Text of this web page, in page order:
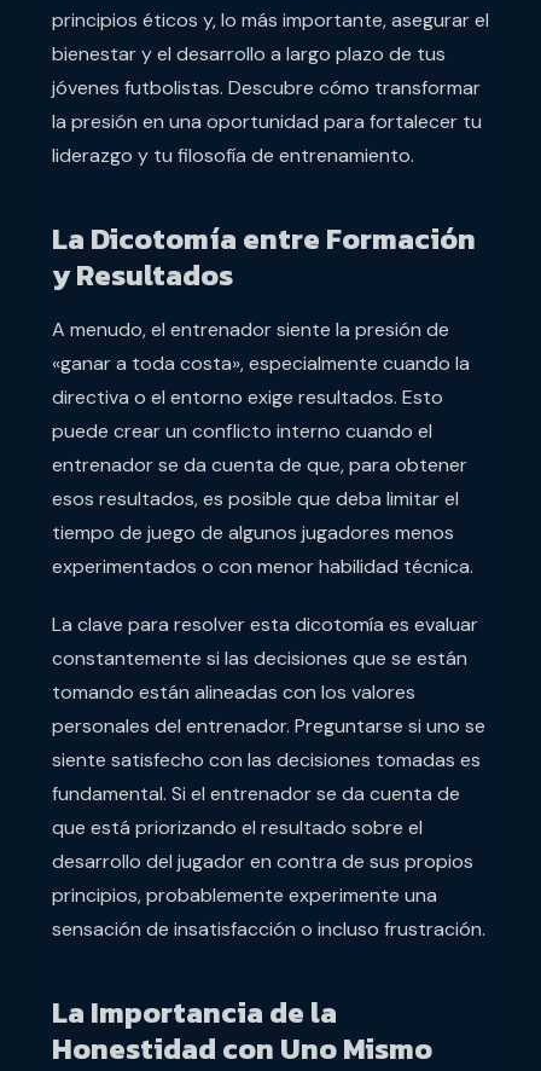
principios éticos y, lo más importante, asegurar el
bienestar y el desarrollo a largo plazo de tus
jóvenes futbolistas. Descubre cómo transformar
la presión en una oportunidad para fortalecer tu
liderazgo y tu filosofía de entrenamiento.
La Dicotomía entre Formación
y Resultados
A menudo, el entrenador siente la presión de
«ganar a toda costa», especialmente cuando la
directiva o el entorno exige resultados. Esto
puede crear un conflicto interno cuando el
entrenador se da cuenta de que, para obtener
esos resultados, es posible que deba limitar el
tiempo de juego de algunos jugadores menos
experimentados o con menor habilidad técnica.
La clave para resolver esta dicotomía es evaluar
constantemente si las decisiones que se están
tomando están alineadas con los valores
personales del entrenador. Preguntarse si uno se
siente satisfecho con las decisiones tomadas es
fundamental. Si el entrenador se da cuenta de
que está priorizando el resultado sobre el
desarrollo del jugador en contra de sus propios
principios, probablemente experimente una
sensación de insatisfacción o incluso frustración.
La Importancia de la
Honestidad con Uno Mismo